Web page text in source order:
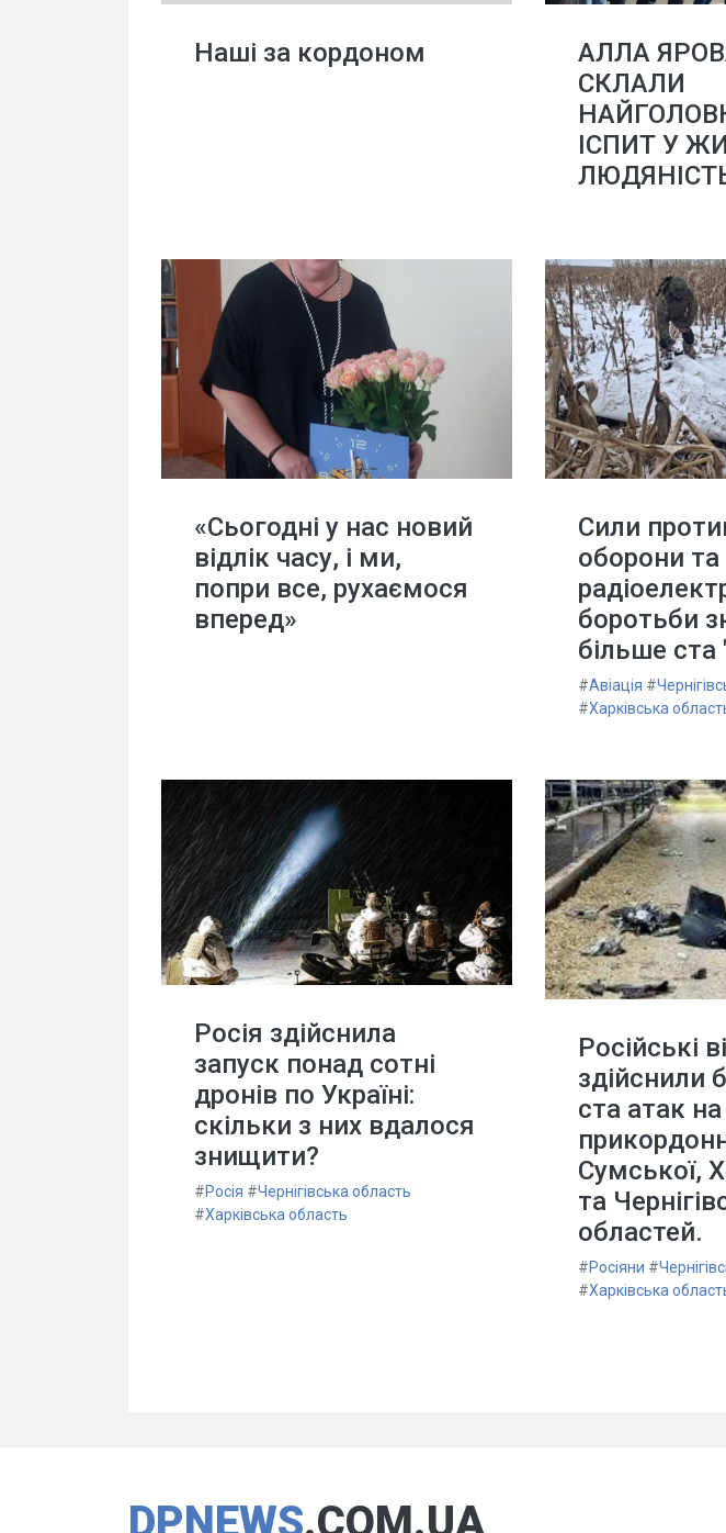
Наші за кордоном
АЛЛА
СКЛАЛИ
ІСПИТ У
«Сьогодні у нас новий
відлік часу, і ми,
попри все, рухаємося
вперед»
Сили
оборони та
боротьби
більше ста
#Авіація #
#Харківська
Росія здійснила
запуск понад сотні
дронів по Україні:
скільки з них вдалося
знищити?
#Росія #Чернігівська область
#Харківська область
Російські
здійснили
ста атак на
Сумської,
та
областей.
#Росіяни #
#Харківська
DPNEWS.COM.UA